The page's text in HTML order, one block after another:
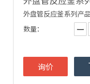
外盘管反应釜系列产
数量：
询价